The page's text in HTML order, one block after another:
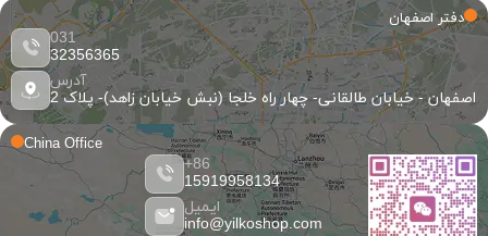
China Office
86+
15919958134
ایمیل
info@yilkoshop.com
دفتر اصفهان
031
32356365
آدرس
اصفهان - خیابان طالقانی- چهار راه خلجا (نبش خیابان زاهد)- پلاک 2